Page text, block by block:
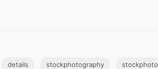
details stockphotography stockphoto